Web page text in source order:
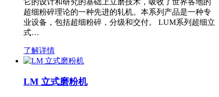
它的设计和研究的基础上立磨技术，吸收了世界各地的
超细粉碎理论的一种先进的轧机。本系列产品是一种专
业设备，包括超细粉碎，分级和交付。 LUM系列超细立
式…
了解详情
LM 立式磨粉机